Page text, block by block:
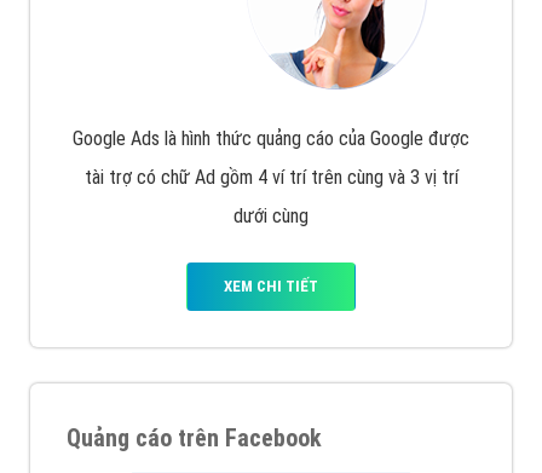
Google Ads là hình thức quảng cáo của Google được
tài trợ có chữ Ad gồm 4 ví trí trên cùng và 3 vị trí
dưới cùng
XEM CHI TIẾT
Quảng cáo trên Facebook